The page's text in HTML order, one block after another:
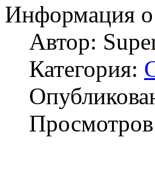
Информация о
Автор:
Категория: